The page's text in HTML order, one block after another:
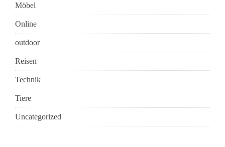
Möbel
Online
outdoor
Reisen
Technik
Tiere
Uncategorized